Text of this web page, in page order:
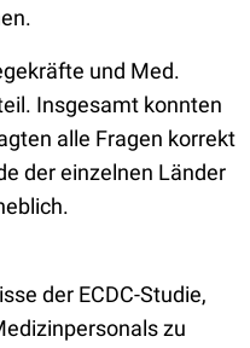
und Med.
Insgesamt konnten
alle Fragen korrekt
der einzelnen Länder
der ECDC-Studie,
zu